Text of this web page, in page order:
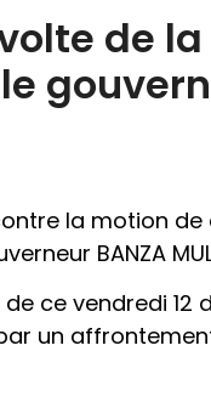
de
la motion de
BANZA
ce vendredi
un